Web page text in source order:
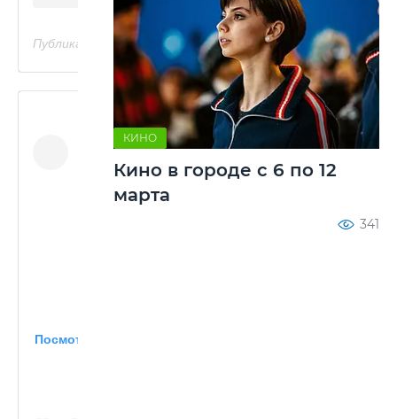
Посмотреть эту публикацию в Instagram
КИНО
Кино в городе с 6 по 12
марта
341